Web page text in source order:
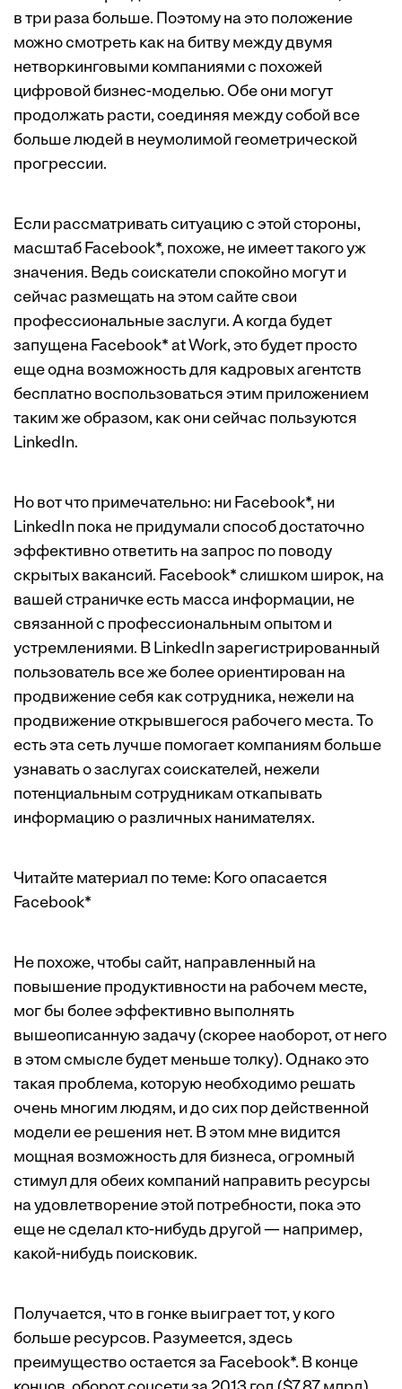
в три раза больше. Поэтому на это положение
можно смотреть как на битву между двумя
нетворкинговыми компаниями с похожей
цифровой бизнес-моделью. Обе они могут
продолжать расти, соединяя между собой все
больше людей в неумолимой геометрической
прогрессии.
Если рассматривать ситуацию с этой стороны,
масштаб Facebook*, похоже, не имеет такого уж
значения. Ведь соискатели спокойно могут и
сейчас размещать на этом сайте свои
профессиональные заслуги. А когда будет
запущена Facebook* at Work, это будет просто
еще одна возможность для кадровых агентств
бесплатно воспользоваться этим приложением
таким же образом, как они сейчас пользуются
LinkedIn.
Но вот что примечательно: ни Facebook*, ни
LinkedIn пока не придумали способ достаточно
эффективно ответить на запрос по поводу
скрытых вакансий. Facebook* слишком широк, на
вашей страничке есть масса информации, не
связанной с профессиональным опытом и
устремлениями. В LinkedIn зарегистрированный
пользователь все же более ориентирован на
продвижение себя как сотрудника, нежели на
продвижение открывшегося рабочего места. То
есть эта сеть лучше помогает компаниям больше
узнавать о заслугах соискателей, нежели
потенциальным сотрудникам откапывать
информацию о различных нанимателях.
Читайте материал по теме: Кого опасается
Facebook*
Не похоже, чтобы сайт, направленный на
повышение продуктивности на рабочем месте,
мог бы более эффективно выполнять
вышеописанную задачу (скорее наоборот, от него
в этом смысле будет меньше толку). Однако это
такая проблема, которую необходимо решать
очень многим людям, и до сих пор действенной
модели ее решения нет. В этом мне видится
мощная возможность для бизнеса, огромный
стимул для обеих компаний направить ресурсы
на удовлетворение этой потребности, пока это
еще не сделал кто-нибудь другой — например,
какой-нибудь поисковик.
Получается, что в гонке выиграет тот, у кого
больше ресурсов. Разумеется, здесь
преимущество остается за Facebook*. В конце